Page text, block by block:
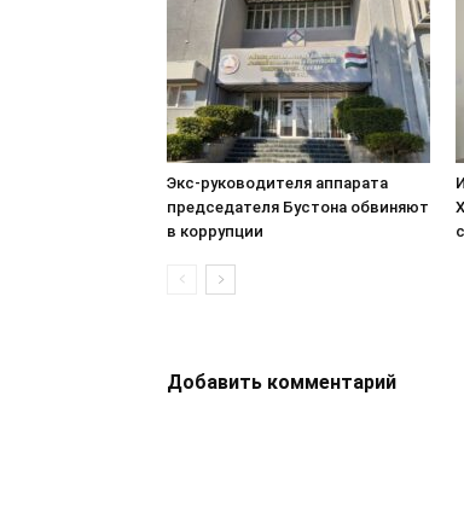
Экс-руководителя аппарата
председателя Бустона обвиняют
в коррупции
Добавить комментарий